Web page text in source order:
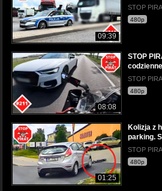
09:39
STOP
480p
08:08
STOP
STOP
480p
01:25
Kolizja z
parking.
STOP
480p